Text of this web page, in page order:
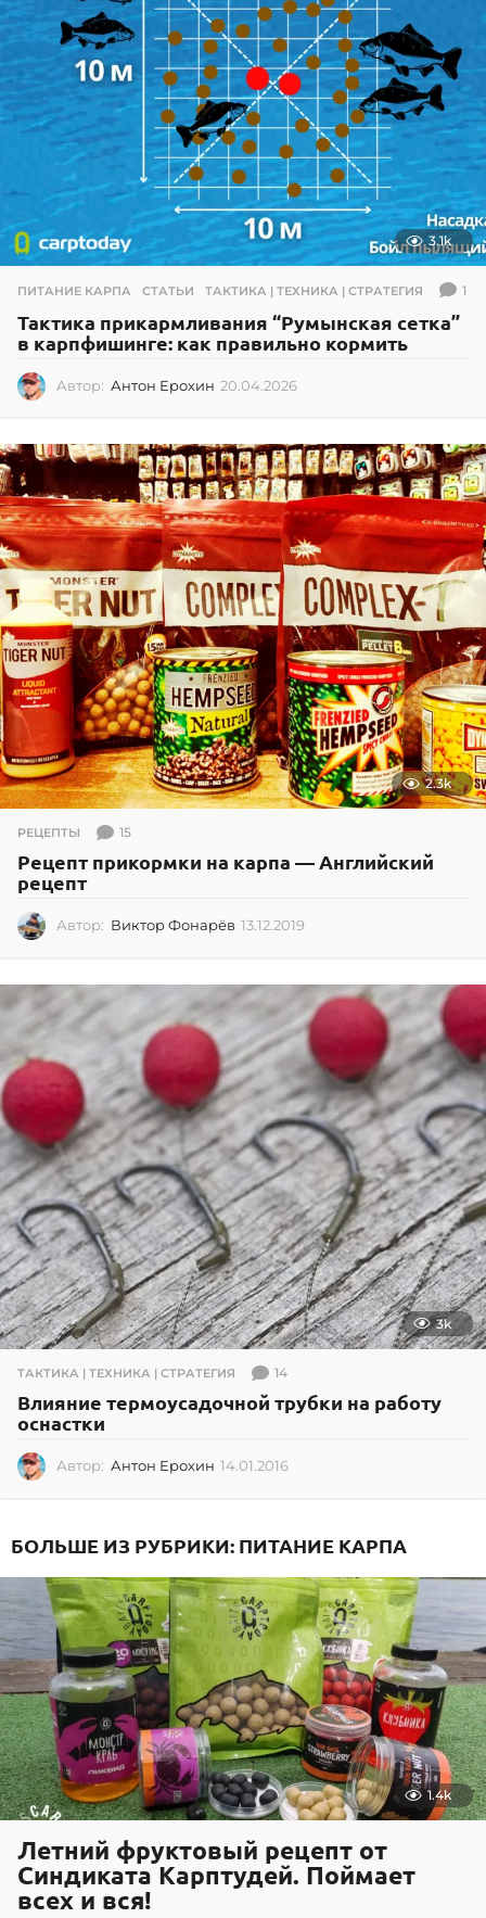
3.1k
ПИТАНИЕ КАРПА ,СТАТЬИ ,ТАКТИКА | ТЕХНИКА | СТРАТЕГИЯ 1
Тактика прикармливания “Румынская сетка”
в карпфишинге: как правильно кормить
Автор: Антон Ерохин 20.04.2026
0
4
.
2
2
6
2.3k
РЕЦЕПТЫ 15
Рецепт прикормки на карпа — Английский
рецепт
Автор: Виктор Фонарёв 13.12.2019
1
2
.
2
0
1
9
3k
ТАКТИКА | ТЕХНИКА | СТРАТЕГИЯ 14
Влияние термоусадочной трубки на работу
оснастки
Автор: Антон Ерохин 14.01.2016
1
2
0
1
6
БОЛЬШЕ ИЗ РУБРИКИ: ПИТАНИЕ КАРПА
1.4k
Летний фруктовый рецепт от
Синдиката Карптудей. Поймает
всех и вся!